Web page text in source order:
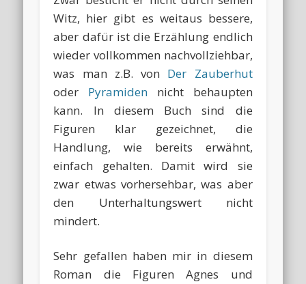
Witz, hier gibt es weitaus bessere,
aber dafür ist die Erzählung endlich
wieder vollkommen nachvollziehbar,
was man z.B. von Der Zauberhut
oder Pyramiden nicht behaupten
kann. In diesem Buch sind die
Figuren klar gezeichnet, die
Handlung, wie bereits erwähnt,
einfach gehalten. Damit wird sie
zwar etwas vorhersehbar, was aber
den Unterhaltungswert nicht
mindert.
Sehr gefallen haben mir in diesem
Roman die Figuren Agnes und